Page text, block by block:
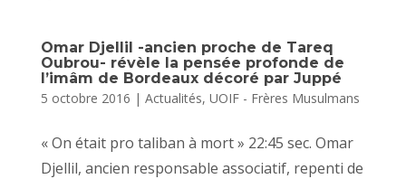
Omar Djellil -ancien proche de Tareq
Oubrou- révèle la pensée profonde de
l’imâm de Bordeaux décoré par Juppé
5 octobre 2016 | Actualités, UOIF - Frères Musulmans
« On était pro taliban à mort » 22:45 sec. Omar
Djellil, ancien responsable associatif, repenti de